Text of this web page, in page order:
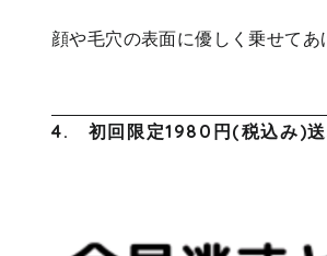
顔や毛穴の表面に優しく乗せて
4. 初回限定1980円(税込み)